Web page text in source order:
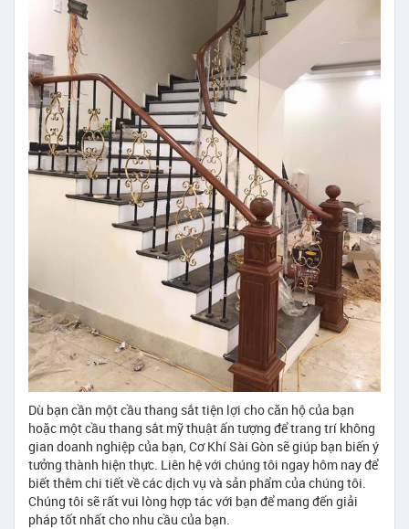
Dù bạn cần một cầu thang sắt tiện lợi cho căn hộ của bạn
hoặc một cầu thang sắt mỹ thuật ấn tượng để trang trí không
gian doanh nghiệp của bạn, Cơ Khí Sài Gòn sẽ giúp bạn biến ý
tưởng thành hiện thực. Liên hệ với chúng tôi ngay hôm nay để
biết thêm chi tiết về các dịch vụ và sản phẩm của chúng tôi.
Chúng tôi sẽ rất vui lòng hợp tác với bạn để mang đến giải
pháp tốt nhất cho nhu cầu của bạn.